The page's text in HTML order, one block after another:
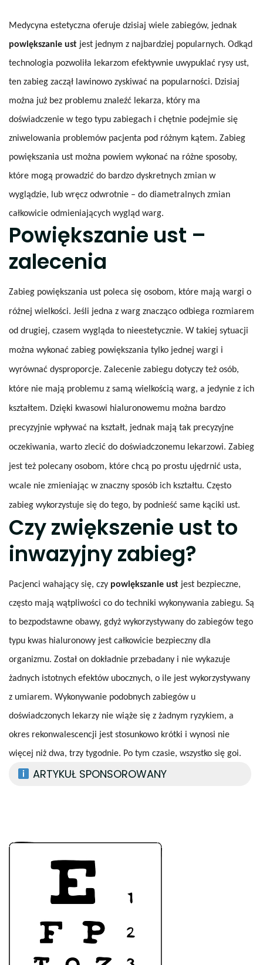
Medycyna estetyczna oferuje dzisiaj wiele zabiegów, jednak
powiększanie ust jest jednym z najbardziej popularnych. Odkąd
technologia pozwoliła lekarzom efektywnie uwypuklać rysy ust,
ten zabieg zaczął lawinowo zyskiwać na popularności. Dzisiaj
można już bez problemu znaleźć lekarza, który ma
doświadczenie w tego typu zabiegach i chętnie podejmie się
zniwelowania problemów pacjenta pod różnym kątem. Zabieg
powiększania ust można powiem wykonać na różne sposoby,
które mogą prowadzić do bardzo dyskretnych zmian w
wyglądzie, lub wręcz odwrotnie – do diametralnych zmian
całkowicie odmieniających wygląd warg.
Powiększanie ust –
zalecenia
Zabieg powiększania ust poleca się osobom, które mają wargi o
różnej wielkości. Jeśli jedna z warg znacząco odbiega rozmiarem
od drugiej, czasem wygląda to nieestetycznie. W takiej sytuacji
można wykonać zabieg powiększania tylko jednej wargi i
wyrównać dysproporcje. Zalecenie zabiegu dotyczy też osób,
które nie mają problemu z samą wielkością warg, a jedynie z ich
kształtem. Dzięki kwasowi hialuronowemu można bardzo
precyzyjnie wpływać na kształt, jednak mają tak precyzyjne
oczekiwania, warto zlecić do doświadczonemu lekarzowi. Zabieg
jest też polecany osobom, które chcą po prostu ujędrnić usta,
wcale nie zmieniając w znaczny sposób ich kształtu. Często
zabieg wykorzystuje się do tego, by podnieść same kąciki ust.
Czy zwiększenie ust to
inwazyjny zabieg?
Pacjenci wahający się, czy powiększanie ust jest bezpieczne,
często mają wątpliwości co do techniki wykonywania zabiegu. Są
to bezpodstawne obawy, gdyż wykorzystywany do zabiegów tego
typu kwas hialuronowy jest całkowicie bezpieczny dla
organizmu. Został on dokładnie przebadany i nie wykazuje
żadnych istotnych efektów ubocznych, o ile jest wykorzystywany
z umiarem. Wykonywanie podobnych zabiegów u
doświadczonych lekarzy nie wiąże się z żadnym ryzykiem, a
okres rekonwalescencji jest stosunkowo krótki i wynosi nie
więcej niż dwa, trzy tygodnie. Po tym czasie, wszystko się goi.
ARTYKUŁ SPONSOROWANY
Nawigacja
wpisu